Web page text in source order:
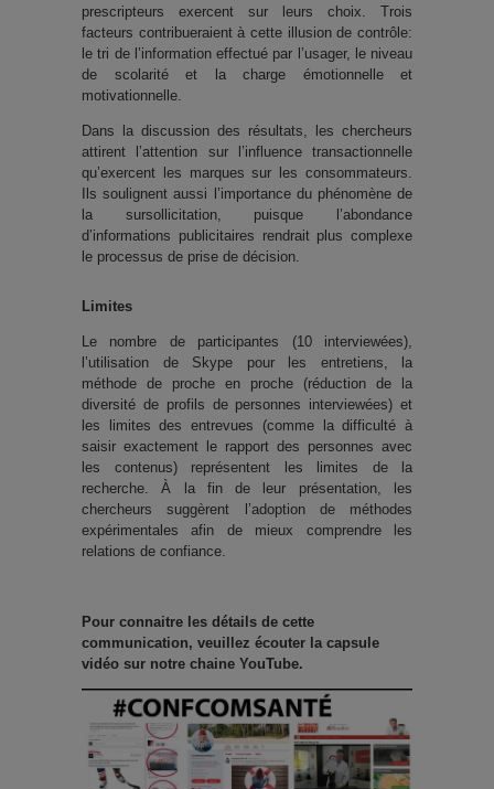
prescripteurs exercent sur leurs choix. Trois
facteurs contribueraient à cette illusion de contrôle:
le tri de l’information effectué par l’usager, le niveau
de scolarité et la charge émotionnelle et
motivationnelle.
Dans la discussion des résultats, les chercheurs
attirent l’attention sur l’influence transactionnelle
qu’exercent les marques sur les consommateurs.
Ils soulignent aussi l’importance du phénomène de
la sursollicitation, puisque l’abondance
d’informations publicitaires rendrait plus complexe
le processus de prise de décision.
Limites
Le nombre de participantes (10 interviewées),
l’utilisation de Skype pour les entretiens, la
méthode de proche en proche (réduction de la
diversité de profils de personnes interviewées) et
les limites des entrevues (comme la difficulté à
saisir exactement le rapport des personnes avec
les contenus) représentent les limites de la
recherche. À la fin de leur présentation, les
chercheurs suggèrent l’adoption de méthodes
expérimentales afin de mieux comprendre les
relations de confiance.
Pour connaitre les détails de cette
communication, veuillez écouter la capsule
vidéo sur notre chaine YouTube.